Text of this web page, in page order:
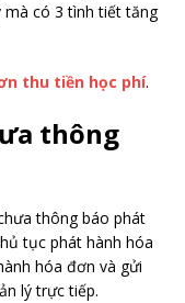
mà có 3 tình tiết tăng
thu tiền học phí.
thông
thông báo phát
tục phát hành hóa
hóa đơn và gửi
lý trực tiếp.